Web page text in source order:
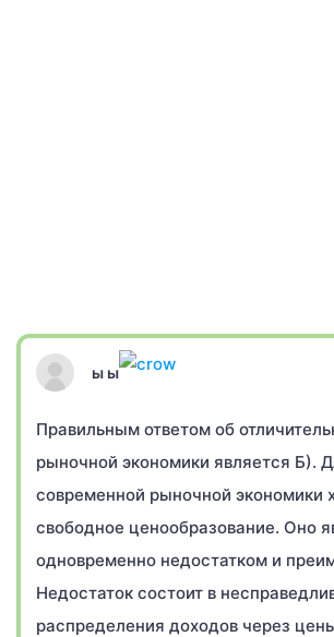
ы ы
Правильным ответом об
рыночной экономики является Б).
современной рыночной экономики
свободное ценообразование. Оно
одновременно недостатком и
Недостаток состоит в
распределения доходов через